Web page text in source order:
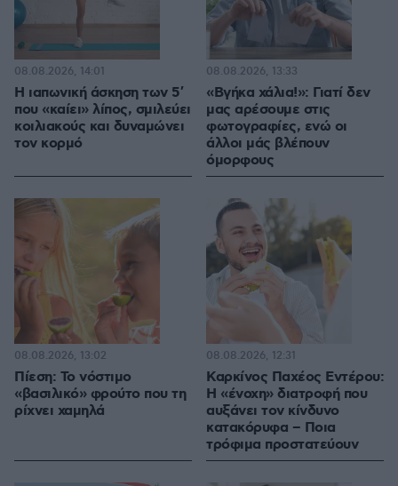
Η ιαπωνική άσκηση των 5′
που «καίει» λίπος, σμιλεύει
κοιλιακούς και δυναμώνει
τον κορμό
08.08.2026, 14:01
«Βγήκα χάλια!»: Γιατί δεν
μας αρέσουμε στις
φωτογραφίες, ενώ οι
άλλοι μάς βλέπουν
όμορφους
08.08.2026, 13:33
Πίεση: Το νόστιμο
«βασιλικό» φρούτο που τη
ρίχνει χαμηλά
08.08.2026, 13:02
Καρκίνος Παχέος Εντέρου:
Η «ένοχη» διατροφή που
αυξάνει τον κίνδυνο
κατακόρυφα – Ποια
τρόφιμα προστατεύουν
08.08.2026, 12:31